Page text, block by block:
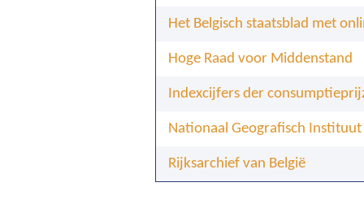
Het Belgisch staatsblad met
Hoge Raad voor Middenstand
Indexcijfers der
Nationaal Geografisch Instituut
Rijksarchief van België